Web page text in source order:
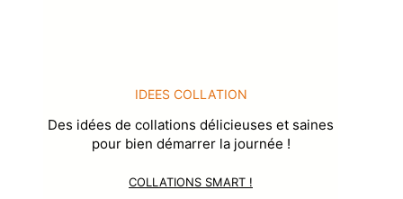
IDEES COLLATION
Des idées de collations délicieuses et saines
pour bien démarrer la journée !
COLLATIONS SMART !